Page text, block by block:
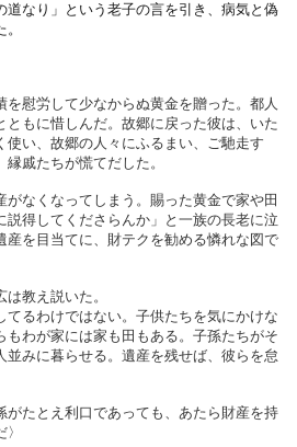
なり」 という老子の言を引き、病気と偽
。
慰労して少なからぬ黄金を贈った。 都人
もに惜しんだ。 故郷に戻った彼は、いた
い、 故郷の人々にふるまい、ご馳走す
縁戚たちが慌てだした。
なくなってしまう。 賜った黄金で家や田
説得してくださら んか」と一族の長老に泣
産を目当てに、財テクを勧める憐れな図で
教え説いた。
るわけではない。 子供たちを気にかけな
もわが家には家も田もある。 子孫たちがそ
みに暮らせる。 遺産を残せば、彼らを怠
たとえ利口であっても、 あたら財産を持